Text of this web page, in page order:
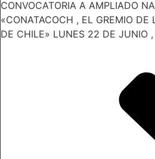
CONVOCATORIA A AMPLIADO
«CONATACOCH , EL GREMIO DE
DE CHILE» LUNES 22 DE JUNIO